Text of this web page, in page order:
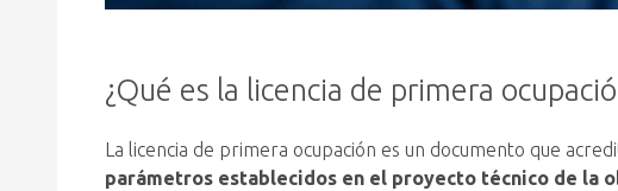
¿Qué es la licencia de primera
La licencia de primera ocupación es un documento que
parámetros establecidos en el proyecto técnico de la